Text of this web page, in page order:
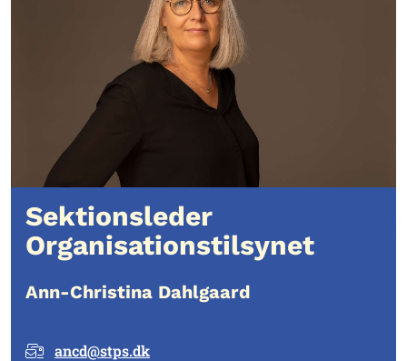
Sektionsleder
Organisationstilsynet
Ann-Christina Dahlgaard
ancd@stps.dk